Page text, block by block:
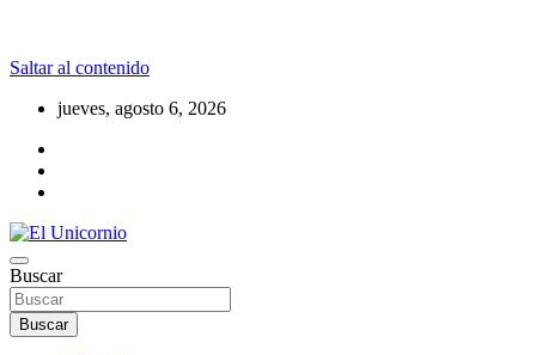
Saltar al contenido
jueves, agosto 6, 2026
El Unicornio
La realidad supera la fantasía
Buscar
Buscar